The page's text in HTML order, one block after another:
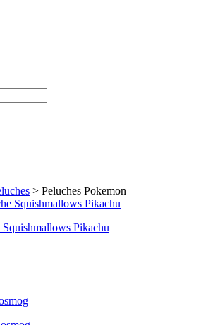
> Peluches Pokemon
Pikachu